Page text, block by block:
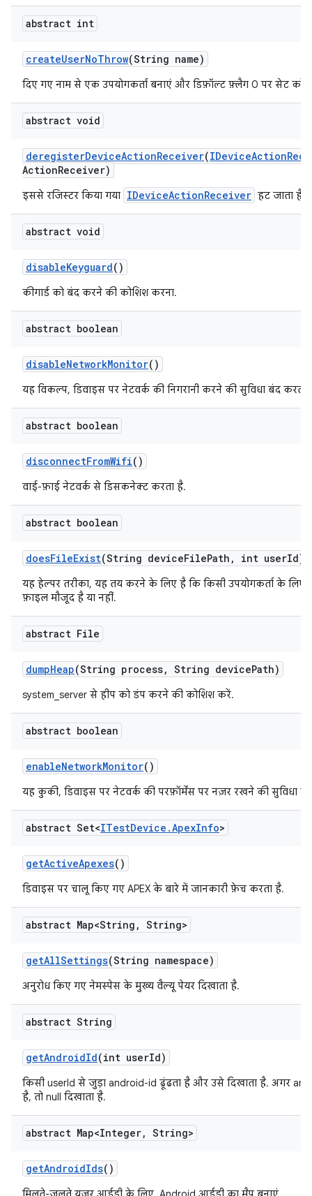
abstract int
createUserNoThrow(String name)
दिए गए नाम से एक उपयोगकर्ता बनाएं और डिफ़ॉल्ट फ़्लैग 0 पर सेट करें.
abstract void
deregisterDeviceActionReceiver(IDeviceAction
ActionReceiver)
इससे रजिस्टर किया गया IDeviceActionReceiver हट जाता है.
abstract void
disableKeyguard()
कीगार्ड को बंद करने की कोशिश करना.
abstract boolean
disableNetworkMonitor()
यह विकल्प, डिवाइस पर नेटवर्क की निगरानी करने की सुविधा बंद करता
abstract boolean
disconnectFromWifi()
वाई-फ़ाई नेटवर्क से डिसकनेक्ट करता है.
abstract boolean
doesFileExist(String deviceFilePath , int userId)
यह हेल्पर तरीका, यह तय करने के लिए है कि किसी उपयोगकर्ता के लिए
फ़ाइल मौजूद है या नहीं.
abstract File
dumpHeap(String process, String devicePath)
system_server से हीप को डंप करने की कोशिश करें.
abstract boolean
enableNetworkMonitor()
यह कुकी, डिवाइस पर नेटवर्क की परफ़ॉर्मेंस पर नज़र रखने की सुविधा
abstract Set<ITestDevice .ApexInfo>
getActiveApexes()
डिवाइस पर चालू किए गए APEX के बारे में जानकारी फ़ेच करता है.
abstract Map<String , String>
getAllSettings(String namespace)
अनुरोध किए गए नेमस्पेस के मुख्य वैल्यू पेयर दिखाता है.
abstract String
getAndroidId(int userId)
किसी userId से जुड़ा android-id ढूंढता है और उसे दिखाता है. अगर
है, तो null दिखाता है.
abstract Map<Integer, String>
getAndroidIds()